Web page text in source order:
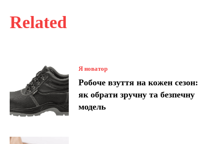
Related
Я новатор
Робоче взуття на кожен сезон:
як обрати зручну та безпечну
модель